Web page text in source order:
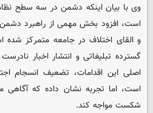
وی با بیان اینکه دشمن در سه سطح
است، افزود بخش مهمی از راهبرد دشمن
و القای اختلاف در جامعه متمرکز شده
گسترده تبلیغاتی و انتشار اخبار
اصلی این اقدامات، تضعیف انسجام
است، اما تجربه نشان داده که آگاهی
شکست مواجه کند.